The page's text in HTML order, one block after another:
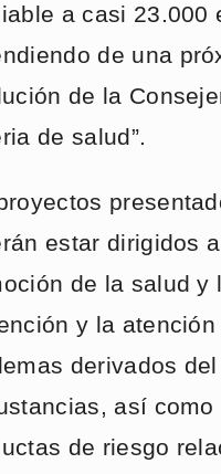
a casi 23.000
de una
de la
de salud”.
estar dirigidos
de la salud y
y la atención
derivados
así como
de riesgo